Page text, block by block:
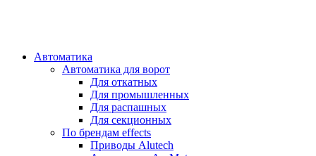
Автоматика
Автоматика для ворот
Для откатных
Для промышленных
Для распашных
Для секционных
По брендам effects
Приводы Alutech